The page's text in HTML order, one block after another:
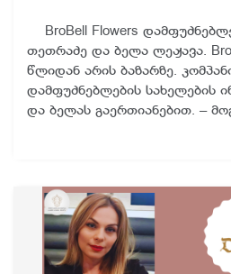
BroBell Flowers
თეთრაძე და ბელა ლეჟავა.
წლიდან არის ბაზარზე.
დამფუძნებლების სახელების
და ბელას გაერთიანებით. –